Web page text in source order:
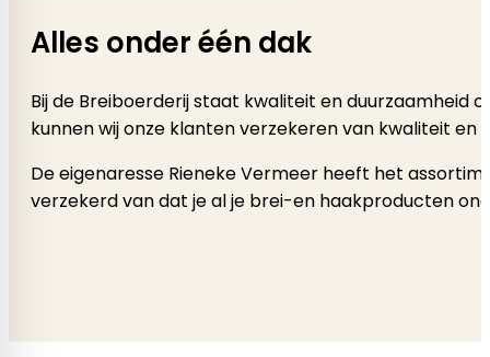
Alles onder één dak
Bij de Breiboerderij staat kwaliteit en duurzaamheid
kunnen wij onze klanten verzekeren van kwaliteit en
De eigenaresse Rieneke Vermeer heeft het
verzekerd van dat je al je brei-en haakproducten